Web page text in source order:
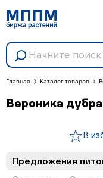
Главная Каталог товаров
Вероника
В
Предложения